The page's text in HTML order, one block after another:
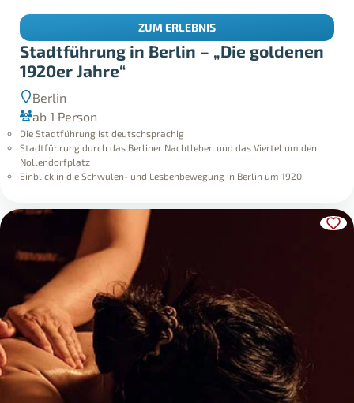
Stadtführung in Berlin – „Die goldenen
1920er Jahre“
Berlin
ab 1 Person
Die Stadtführung ist deutschsprachig
Stadtführung durch das Berliner Nachtleben und das Viertel um den
Nollendorfplatz
Einblick in die Schwulen- und Lesbenbewegung in Berlin um 1920.
ZUM ERLEBNIS